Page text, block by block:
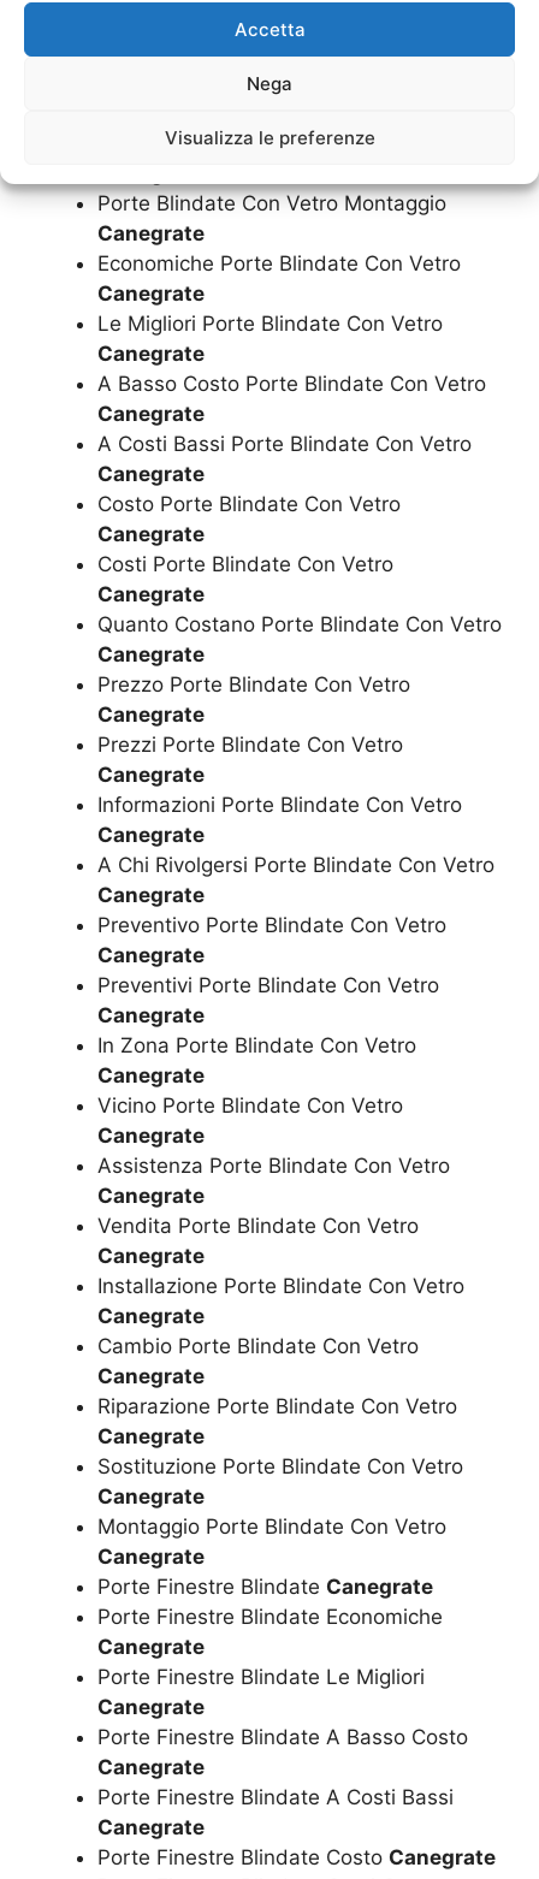
Accetta
Nega
Visualizza le preferenze
Porte Blindate Con Vetro Cambio
Canegrate
Porte Blindate Con Vetro Riparazione
Porte Blindate Con Vetro Sostituzione
Porte Blindate Con Vetro Montaggio
Canegrate
Economiche Porte Blindate Con Vetro
Canegrate
Le Migliori Porte Blindate Con Vetro
Canegrate
A Basso Costo Porte Blindate Con Vetro
Canegrate
A Costi Bassi Porte Blindate Con Vetro
Canegrate
Costo Porte Blindate Con Vetro
Canegrate
Costi Porte Blindate Con Vetro
Canegrate
Quanto Costano Porte Blindate Con Vetro
Canegrate
Prezzo Porte Blindate Con Vetro
Canegrate
Prezzi Porte Blindate Con Vetro
Canegrate
Informazioni Porte Blindate Con Vetro
Canegrate
A Chi Rivolgersi Porte Blindate Con Vetro
Canegrate
Preventivo Porte Blindate Con Vetro
Canegrate
Preventivi Porte Blindate Con Vetro
Canegrate
In Zona Porte Blindate Con Vetro
Canegrate
Vicino Porte Blindate Con Vetro
Canegrate
Assistenza Porte Blindate Con Vetro
Canegrate
Vendita Porte Blindate Con Vetro
Canegrate
Installazione Porte Blindate Con Vetro
Canegrate
Cambio Porte Blindate Con Vetro
Canegrate
Riparazione Porte Blindate Con Vetro
Canegrate
Sostituzione Porte Blindate Con Vetro
Canegrate
Montaggio Porte Blindate Con Vetro
Canegrate
Porte Finestre Blindate Canegrate
Porte Finestre Blindate Economiche
Canegrate
Porte Finestre Blindate Le Migliori
Canegrate
Porte Finestre Blindate A Basso Costo
Canegrate
Porte Finestre Blindate A Costi Bassi
Canegrate
Porte Finestre Blindate Costo Canegrate